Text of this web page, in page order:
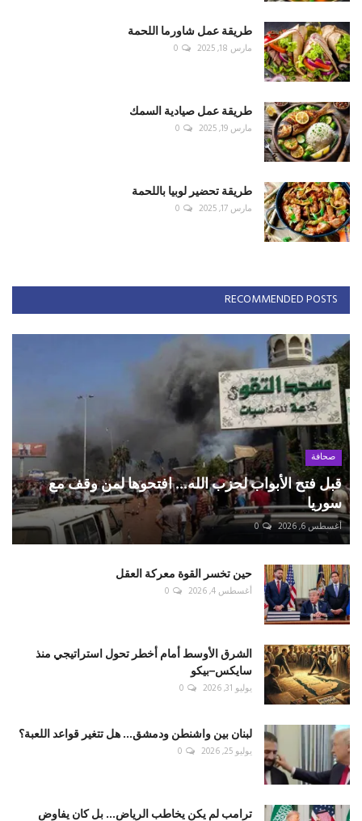
طريقة عمل شاورما اللحمة
مارس 18, 2025 0
طريقة عمل صيادية السمك
مارس 19, 2025 0
طريقة تحضير لوبيا باللحمة
مارس 17, 2025 0
RECOMMENDED POSTS
صحافة
قبل فتح الأبواب لحزب الله... افتحوها لمن وقف مع
سوريا
أغسطس 6, 2026 0
حين تخسر القوة معركة العقل
أغسطس 4, 2026 0
الشرق الأوسط أمام أخطر تحول استراتيجي منذ
سايكس–بيكو
يوليو 31, 2026 0
لبنان بين واشنطن ودمشق... هل تتغير قواعد اللعبة؟
يوليو 25, 2026 0
ترامب لم يكن يخاطب الرياض... بل كان يفاوض